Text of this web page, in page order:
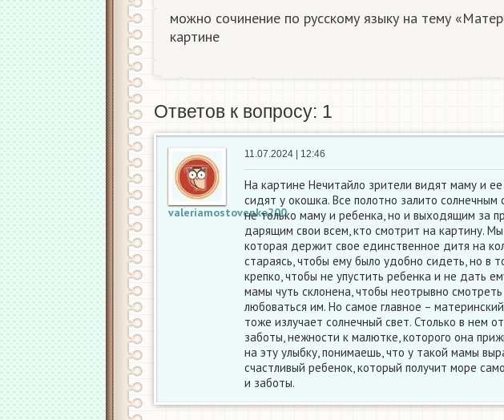
можно сочинение по русскому языку на тему
картине
Ответов к вопросу: 1
valeriamostovenko200
11.07.2024 | 12:46
На картине Нечитайло зрители видят маму и
сидят у окошка. Все полотно залито
не только маму и ребенка, но и выходящим за
дарящим свои всем, кто смотрит на картину.
которая держит свое единственное дитя на
стараясь, чтобы ему было удобно сидеть, но в
крепко, чтобы не упустить ребенка и не дать
мамы чуть склонена, чтобы неотрывно
любоваться им. Но самое главное –
тоже излучает солнечный свет. Столько в нем
заботы, нежности к малютке, которого она
на эту улыбку, понимаешь, что у такой мамы
счастливый ребенок, который получит море
и заботы.